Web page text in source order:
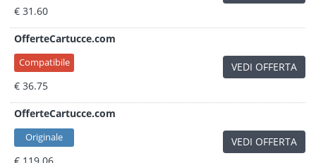
€ 31.60
OfferteCartucce.com
Compatibile
€ 36.75
VEDI OFFERTA
OfferteCartucce.com
Originale VEDI OFFERTA